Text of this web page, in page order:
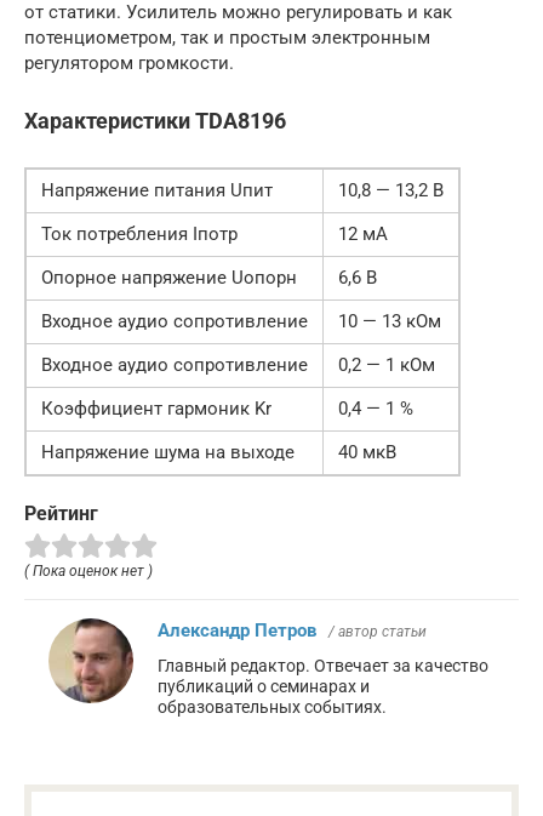
от статики. Усилитель можно регулировать и как
потенциометром, так и простым электронным
регулятором громкости.
Характеристики TDA8196
Напряжение питания Uпит
10,8 — 13,2 В
Ток потребления Iпотр
12 мА
Опорное напряжение Uопорн
6,6 В
Входное аудио сопротивление
10 — 13 кОм
Входное аудио сопротивление
0,2 — 1 кОм
Коэффициент гармоник Kr
0,4 — 1 %
Напряжение шума на выходе
40 мкВ
Рейтинг
( Пока оценок нет )
Александр Петров / автор статьи
Главный редактор. Отвечает за качество
публикаций о семинарах и
образовательных событиях.